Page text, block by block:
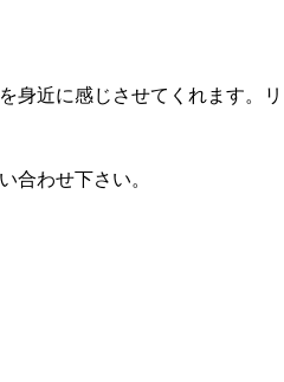
近に感じさせてくれます。
合わせ下さい。